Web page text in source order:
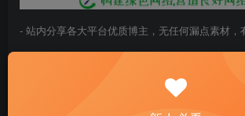
- 站内分享各大平台优质博主，无任何漏点素材，
- 百度网盘提示提取码错误，请更换浏览器重试，
- 遇见解压密码不对、无法解压，请查看